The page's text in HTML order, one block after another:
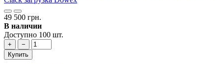
49 500 грн.
В наличии
Доступно 100 шт.
+
−
Купить